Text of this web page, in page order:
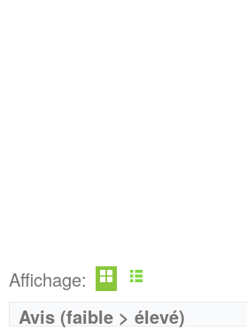
Affichage:
Avis (faible > élevé)